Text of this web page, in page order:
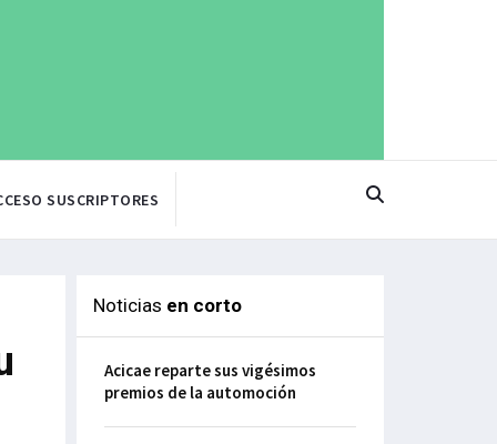
SUSCRIPTORES
Noticias en corto
Acicae reparte sus vigésimos
premios de la automoción